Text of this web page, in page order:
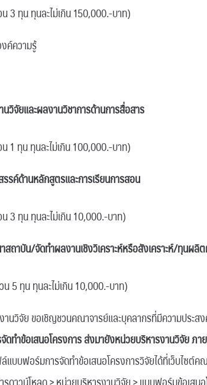
3 ทุน ทุนละไม่เกิน 150,000.-บาท)
ค์ความรู้
วิจัยและผลงานวิชาการด้านการสื่อสาร
1 ทุน ทุนละไม่เกิน 100,000.-บาท)
รค์ด้านหลักสูตรและการเรียนการสอน
3 ทุน ทุนละไม่เกิน 10,000.-บาท)
ถาบัน/จัดทำผลงานเชิงวิเคราะห์หรือสังเคราะห์/ทุนผลิ
5 ทุน ทุนละไม่เกิน 10,000.-บาท)
านวิจัย ขอเชิญชวนคณาจารย์และบุคลากรที่มีความประส
ดทำข้อเสนอโครงการ ส่งมายังหน่วยบริหารงานวิจัยภา
แบบฟอร์มการจัดทำข้อเสนอโครงการวิจัยได้ที่เว็บไซต์ค